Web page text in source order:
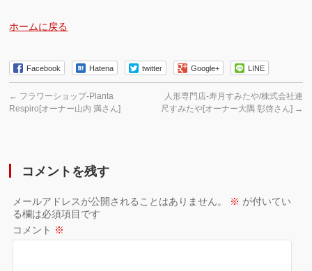
ホームに戻る
Facebook Hatena twitter Google+ LINE
← フラワーショップ-Planta
Respiro[オーナー山内 満さん]
人形専門店-寿月すみたや/株式会社連
尺すみたや[オーナー大隅 彰啓さん] →
コメントを残す
メールアドレスが公開されることはありません。 ※ が付いてい
る欄は必須項目です
コメント ※